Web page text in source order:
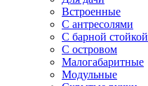
Встроенные
С антресолями
С барной стойкой
С островом
Малогабаритные
Модульные